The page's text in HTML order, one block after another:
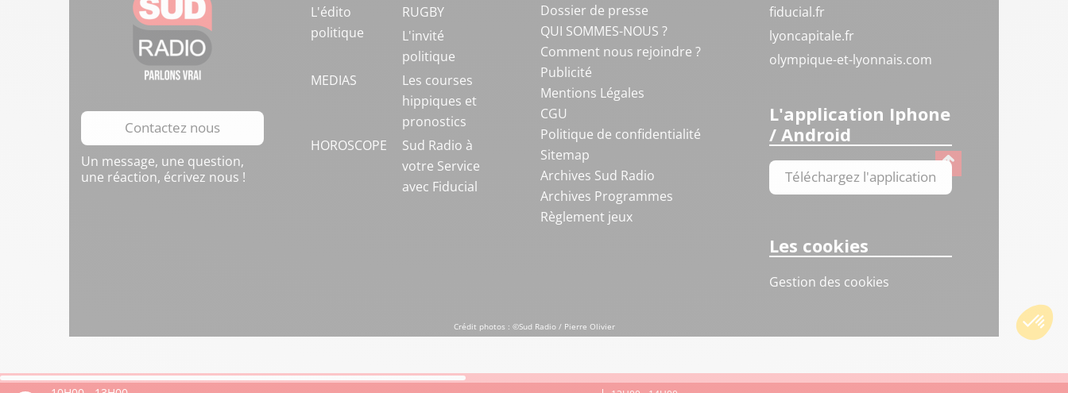
Contactez nous
Un message, une question,
une réaction, écrivez nous !
L'édito
politique
RUGBY
L'invité
politique
MEDIAS
Les courses
hippiques et
pronostics
HOROSCOPE
Sud Radio à
votre Service
avec Fiducial
Dossier de presse
QUI SOMMES-NOUS ?
Comment nous rejoindre ?
Publicité
Mentions Légales
CGU
Politique de confidentialité
Sitemap
Archives Sud Radio
Archives Programmes
Règlement jeux
fiducial.fr
lyoncapitale.fr
olympique-et-lyonnais.com
L'application Iphone
/ Android
Téléchargez l'application
Les cookies
Gestion des cookies
Crédit photos : ©Sud Radio / Pierre Olivier